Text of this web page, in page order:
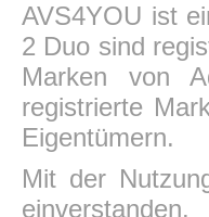
AVS4YOU ist
2 Duo sind
Marken von
registrierte
Eigentümern.
Mit der
einverstanden.